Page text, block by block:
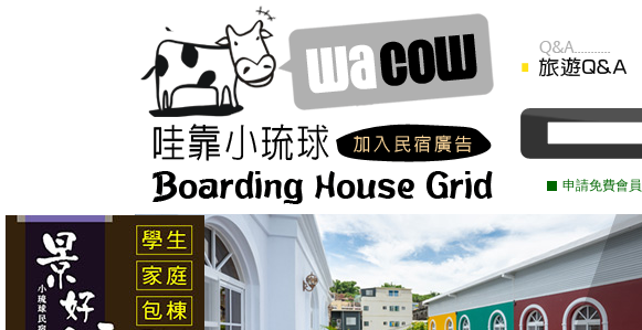
申請免費會員